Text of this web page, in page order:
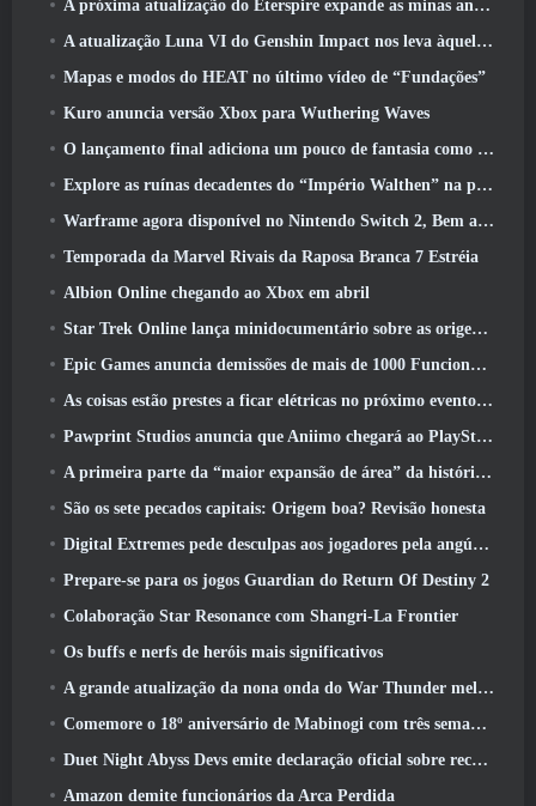
A próxima atualização do Eterspire expande as minas anãs e oferece uma revisão completa do combate aos chefes
A atualização Luna VI do Genshin Impact nos leva àquele lugar sobre o qual Mondstadt continua falando, mas nunca vimos
Mapas e modos do HEAT no último vídeo de “Fundações”
Kuro anuncia versão Xbox para Wuthering Waves
O lançamento final adiciona um pouco de fantasia como temporada 10 Lançamentos
Explore as ruínas decadentes do “Império Walthen” na próxima grande atualização do RAVEN2
Warframe agora disponível no Nintendo Switch 2, Bem a tempo para o lançamento do Shadowgrapher
Temporada da Marvel Rivais da Raposa Branca 7 Estréia
Albion Online chegando ao Xbox em abril
Star Trek Online lança minidocumentário sobre as origens da Federação para comemorar o 16º aniversário
Epic Games anuncia demissões de mais de 1000 Funcionários, Citando “Desaceleração no Engajamento Fortnite”
As coisas estão prestes a ficar elétricas no próximo evento Aftershock do Apex Legends
Pawprint Studios anuncia que Aniimo chegará ao PlayStation 5 E a Epic Games Store nos lançamentos
A primeira parte da “maior expansão de área” da história do RuneScape é lançada hoje
São os sete pecados capitais: Origem boa? Revisão honesta
Digital Extremes pede desculpas aos jogadores pela angústia causada por “convites nefastos” no Warframe
Prepare-se para os jogos Guardian do Return Of Destiny 2
Colaboração Star Resonance com Shangri-La Frontier
Os buffs e nerfs de heróis mais significativos
A grande atualização da nona onda do War Thunder melhora a aparência das batalhas navais com visuais aquáticos aprimorados
Comemore o 18º aniversário de Mabinogi com três semanas de eventos e recompensas
Duet Night Abyss Devs emite declaração oficial sobre recente incidente de malware após atualização do jogo
Amazon demite funcionários da Arca Perdida